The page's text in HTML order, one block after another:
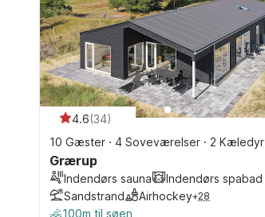
4.6(34)
10 Gæster · 4 Soveværelser · 2 Kæledyr
Grærup
Indendørs sauna
Indendørs spabad
Sandstrand
Airhockey+28
100m til søen